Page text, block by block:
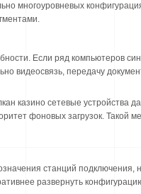
многоуровневых
Если ряд компьютеров
видеосвязь, передачу
казино сетевые устройства
фоновых загрузок. Такой
станций подключения,
развернуть